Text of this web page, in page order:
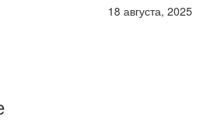
18 августа, 2025